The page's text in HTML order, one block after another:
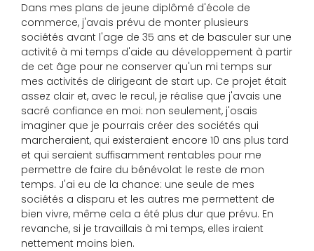
Dans mes plans de jeune diplômé d'école de
commerce, j'avais prévu de monter plusieurs
sociétés avant l'age de 35 ans et de basculer sur une
activité à mi temps d'aide au développement à partir
de cet âge pour ne conserver qu'un mi temps sur
mes activités de dirigeant de start up. Ce projet était
assez clair et, avec le recul, je réalise que j'avais une
sacré confiance en moi: non seulement, j'osais
imaginer que je pourrais créer des sociétés qui
marcheraient, qui existeraient encore 10 ans plus tard
et qui seraient suffisamment rentables pour me
permettre de faire du bénévolat le reste de mon
temps. J'ai eu de la chance: une seule de mes
sociétés a disparu et les autres me permettent de
bien vivre, même cela a été plus dur que prévu. En
revanche, si je travaillais à mi temps, elles iraient
nettement moins bien.